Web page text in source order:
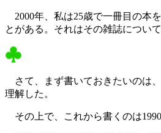
2000年、私は25歳で一冊目の本
とがある。それはその雑誌につい
さて、まず書いておきたいのは
理解した。
その上で、これから書くのは